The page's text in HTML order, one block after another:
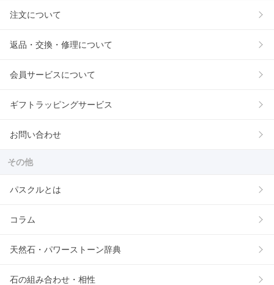
注文について
返品・交換・修理について
会員サービスについて
ギフトラッピングサービス
お問い合わせ
その他
パスクルとは
コラム
天然石・パワーストーン辞典
石の組み合わせ・相性